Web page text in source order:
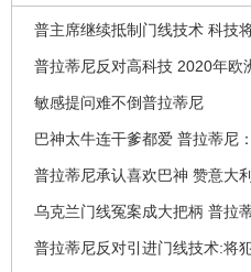
普主席继续抵制门线技术 科技
普拉蒂尼反对高科技 2020年欧
敏感提问难不倒普拉蒂尼
巴神太牛连干爹都爱 普拉蒂尼
普拉蒂尼承认喜欢巴神 赞意大
乌克兰门线冤案成大把柄 普拉
普拉蒂尼反对引进门线技术:将